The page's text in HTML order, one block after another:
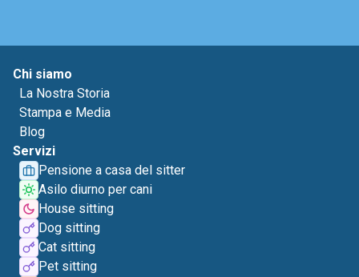
Chi siamo
La Nostra Storia
Stampa e Media
Blog
Servizi
Pensione a casa del sitter
Asilo diurno per cani
House sitting
Dog sitting
Cat sitting
Pet sitting